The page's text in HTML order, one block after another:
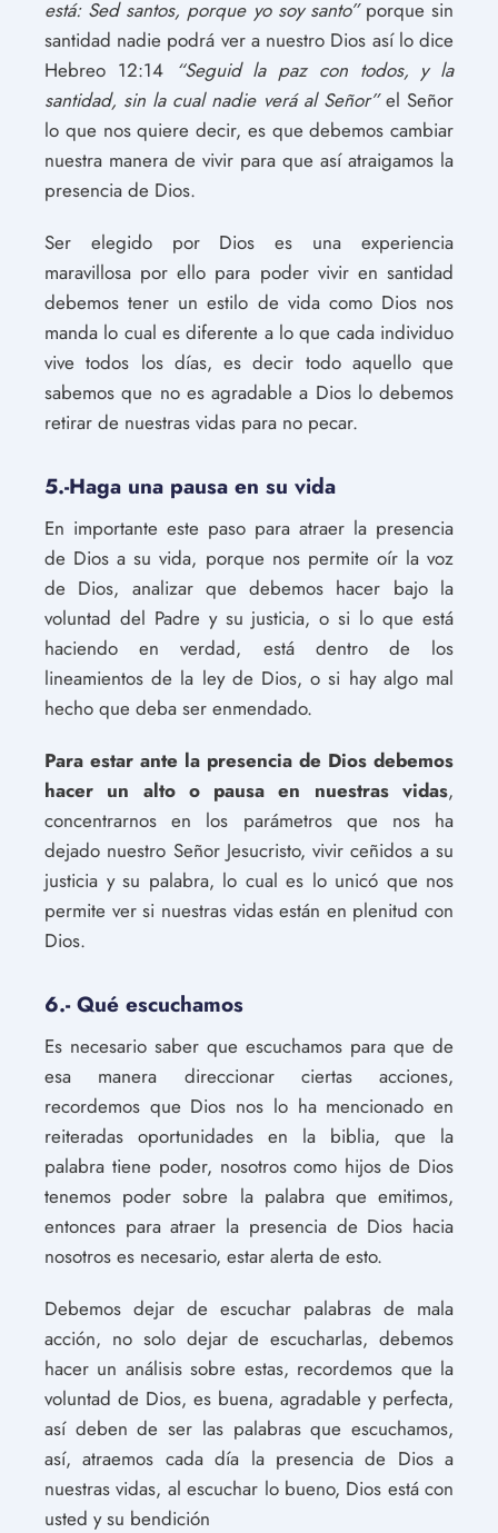
está: Sed santos, porque yo soy santo”porque sin
santidad nadie podrá ver a nuestro Dios así lo dice
Hebreo 12:14 “Seguid la paz con todos, y la
santidad, sin la cual nadie verá al Señor”el Señor
lo que nos quiere decir, es que debemos cambiar
nuestra manera de vivir para que así atraigamos la
presencia de Dios.
Ser elegido por Dios es una experiencia
maravillosa por ello para poder vivir en santidad
debemos tener un estilo de vida como Dios nos
manda lo cual es diferente a lo que cada individuo
vive todos los días, es decir todo aquello que
sabemos que no es agradable a Dios lo debemos
retirar de nuestras vidas para no pecar.
5.-Haga una pausa en su vida
En importante este paso para atraer la presencia
de Dios a su vida, porque nos permite oír la voz
de Dios, analizar que debemos hacer bajo la
voluntad del Padre y su justicia, o si lo que está
haciendo en verdad, está dentro de los
lineamientos de la ley de Dios, o si hay algo mal
hecho que deba ser enmendado.
Para estar ante la presencia de Dios debemos
hacer un alto o pausa en nuestras vidas,
concentrarnos en los parámetros que nos ha
dejado nuestro Señor Jesucristo, vivir ceñidos a su
justicia y su palabra, lo cual es lo unicó que nos
permite ver si nuestras vidas están en plenitud con
Dios.
6.- Qué escuchamos
Es necesario saber que escuchamos para que de
esa manera direccionar ciertas acciones,
recordemos que Dios nos lo ha mencionado en
reiteradas oportunidades en la biblia, que la
palabra tiene poder, nosotros como hijos de Dios
tenemos poder sobre la palabra que emitimos,
entonces para atraer la presencia de Dios hacia
nosotros es necesario, estar alerta de esto.
Debemos dejar de escuchar palabras de mala
acción, no solo dejar de escucharlas, debemos
hacer un análisis sobre estas, recordemos que la
voluntad de Dios, es buena, agradable y perfecta,
así deben de ser las palabras que escuchamos,
así, atraemos cada día la presencia de Dios a
nuestras vidas, al escuchar lo bueno, Dios está con
usted y su bendición